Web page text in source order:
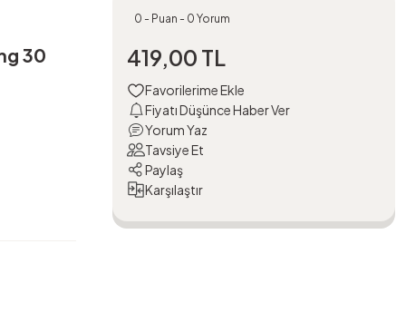
30
0 - Puan - 0 Yorum
419,00 TL
Fiyatı Düşünce Haber Ver
Yorum Yaz
Tavsiye Et
Paylaş
Karşılaştır